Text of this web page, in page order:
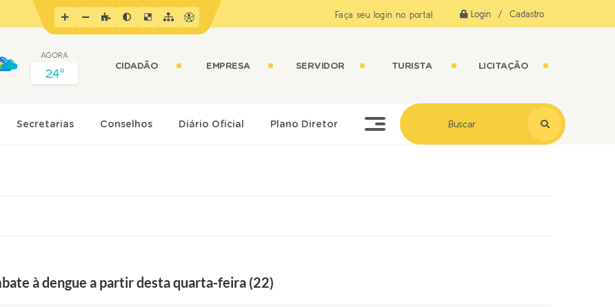
Faça seu login no portal Login / Cadastro
CIDADÃO EMPRESA SERVIDOR TURISTA LICITAÇÃO
AGORA
24º
Secretarias Conselhos Diário Oficial Plano Diretor
à dengue a partir desta quarta-feira (22)